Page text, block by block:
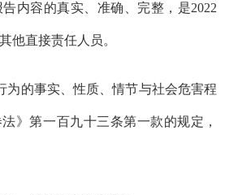
内容的真实、准确、完整， 是2022
其他直接责任人员。
为的事实、性质、情节与社会危害程
》第一百九十三条第一款的规定，